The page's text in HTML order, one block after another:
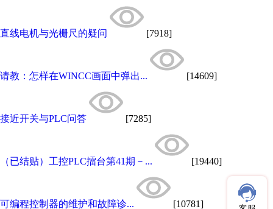
直线电机与光栅尺的疑问 [7918]
请教：怎样在WINCC画面中弹出... [14609]
接近开关与PLC问答 [7285]
（已结贴）工控PLC擂台第41期－... [19440]
可编程控制器的维护和故障诊... [10781]